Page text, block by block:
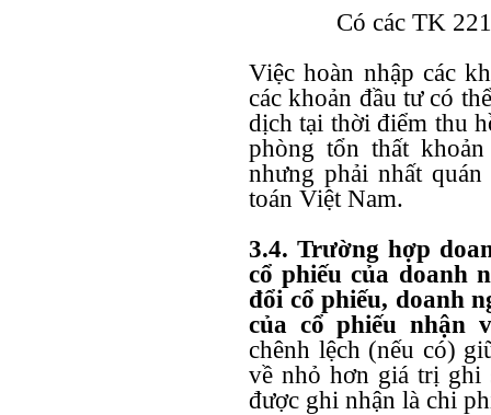
Có các TK
Việc hoàn nhập các
các khoản đầu tư có
dịch tại thời điểm thu
phòng tổn thất
nhưng phải nhất
toán Việt Nam.
3.4. Trường hợp
cổ phiếu của doanh
đổi cổ phiếu, doanh
của cổ phiếu nhận
chênh lệch (nếu có)
về nhỏ hơn giá trị ghi
được ghi nhận là chi